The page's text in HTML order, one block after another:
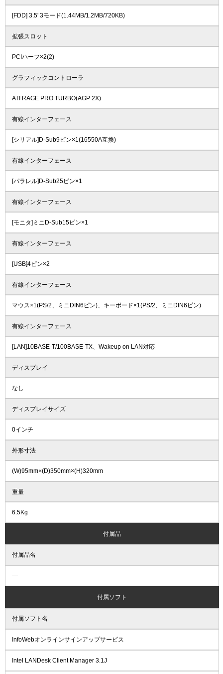
[FDD] 3.5' 3モード(1.44MB/1.2MB/720KB)
拡張スロット
PCIハーフ×2(2)
グラフィックコントローラ
ATI RAGE PRO TURBO(AGP 2X)
有線インターフェース
[シリアル]D-Sub9ピン×1(16550A互換)
有線インターフェース
[パラレル]D-Sub25ピン×1
有線インターフェース
[モニタ]ミニD-Sub15ピン×1
有線インターフェース
[USB]4ピン×2
有線インターフェース
マウス×1(PS/2、ミニDIN6ピン)、キーボード×1(PS/2、ミニDIN6ピン)
有線インターフェース
[LAN]10BASE-T/100BASE-TX、Wakeup on LAN対応
ディスプレイ
なし
ディスプレイサイズ
0インチ
外形寸法
(W)95mm×(D)350mm×(H)320mm
重量
6.5Kg
付属品
付属品名
―
付属ソフト
付属ソフト名
InfoWebオンラインサインアップサービス
Intel LANDesk Client Manager 3.1J